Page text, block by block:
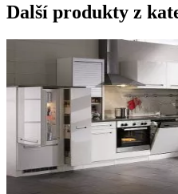
Další produkty z